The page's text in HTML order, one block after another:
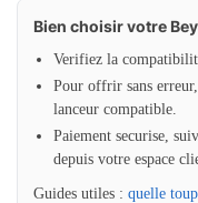
Bien choisir votre
Verifiez la
Pour offrir sans
lanceur compatible.
Paiement securise,
depuis votre espace
Guides utiles : quelle